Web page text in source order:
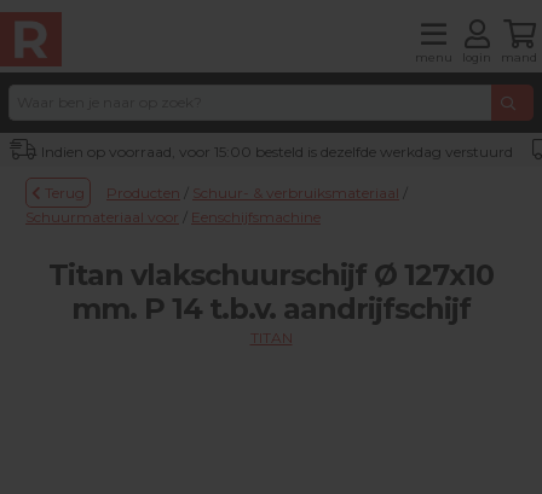
menu login mand
Indien op voorraad, voor 15:00 besteld is dezelfde werkdag verstuurd
Terug Producten / Schuur- & verbruiksmateriaal /
Schuurmateriaal voor / Eenschijfsmachine
Titan vlakschuurschijf Ø 127x10
mm. P 14 t.b.v. aandrijfschijf
TITAN